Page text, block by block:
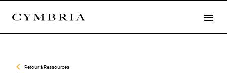
Retour àRessources